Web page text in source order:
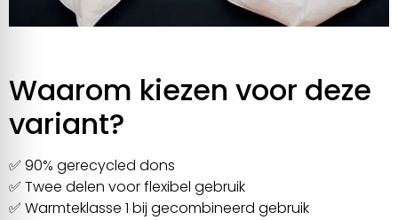
Waarom kiezen voor deze
variant?
✅ 90% gerecycled dons
✅ Twee delen voor flexibel gebruik
✅ Warmteklasse 1 bij gecombineerd gebruik